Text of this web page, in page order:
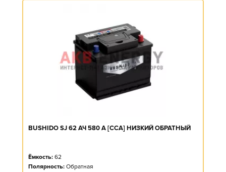
BUSHIDO SJ 62 АЧ 580 А [CCA] НИЗКИЙ ОБРАТНЫЙ
Ёмкость: 62
Полярность: Обратная